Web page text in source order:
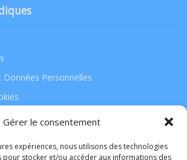
Gérer le consentement
expériences, nous utilisons des technologies
pour stocker et/ou accéder aux informations des
Personnelles
!